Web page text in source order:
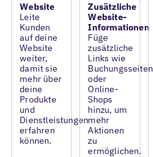
Website
Leite
Kunden
auf deine
Website
weiter,
damit sie
mehr über
deine
Produkte
und
Dienstleistungen
erfahren
können.
Zusätzliche
Website-
Informationen
Füge
zusätzliche
Links wie
Buchungsseiten
oder
Online-
Shops
hinzu, um
mehr
Aktionen
zu
ermöglichen.